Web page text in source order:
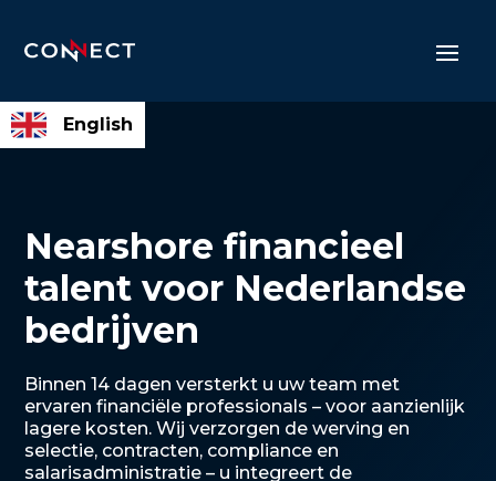
English
Nearshore financieel
talent voor Nederlandse
bedrijven
Binnen 14 dagen versterkt u uw team met
ervaren financiële professionals – voor aanzienlijk
lagere kosten. Wij verzorgen de werving en
selectie, contracten, compliance en
salarisadministratie – u integreert de